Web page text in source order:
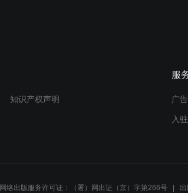
知识产权声明
服
广
入
网络出版服务许可证：（署）网出证（京）字第266号